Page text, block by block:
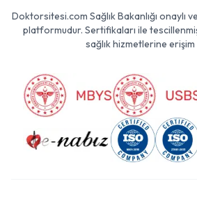
Doktorsitesi.com Sağlık Bakanlığı onaylı
platformudur. Sertifikaları ile
sağlık hizmetlerine